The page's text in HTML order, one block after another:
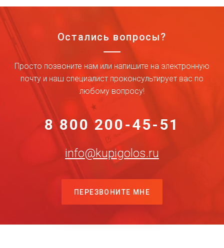
Остались вопросы?
Просто позвоните нам или напишите на электронную
почту и наш специалист проконсультирует вас по
любому вопросу!
8 800 200-45-51
info@kupigolos.ru
ПЕРЕЗВОНИТЕ МНЕ